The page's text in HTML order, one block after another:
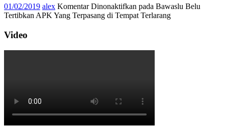
01/02/2019 alex Komentar Dinonaktifkan pada Bawaslu Belu
Tertibkan APK Yang Terpasang di Tempat Terlarang
Video